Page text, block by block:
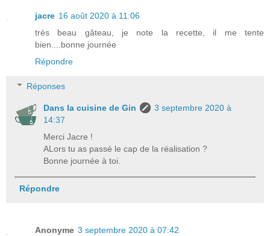
jacre 16 août 2020 à 11:06
très beau gâteau, je note la recette, il me tente
bien....bonne journée
Répondre
Réponses
Dans la cuisine de Gin
3 septembre 2020 à
14:37
Merci Jacre !
ALors tu as passé le cap de la réalisation ?
Bonne journée à toi.
Répondre
Anonyme 3 septembre 2020 à 07:42